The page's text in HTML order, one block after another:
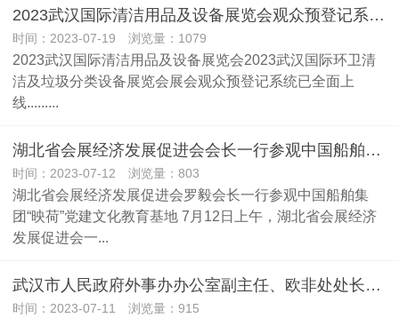
2023武汉国际清洁用品及设备展览会观众预登记系统已全面开通，欢迎登记参观！
时间：2023-07-19 浏览量：1079
2023武汉国际清洁用品及设备展览会2023武汉国际环卫清
洁及垃圾分类设备展览会展会观众预登记系统已全面上
线.........
湖北省会展经济发展促进会会长一行参观中国船舶集团“映荷”党建文化教育基地
时间：2023-07-12 浏览量：803
湖北省会展经济发展促进会罗毅会长一行参观中国船舶集
团“映荷”党建文化教育基地 7月12日上午，湖北省会展经济
发展促进会一...
武汉市人民政府外事办办公室副主任、欧非处处长莅临德国隐形冠军企业协会临时联络点考察、交流
时间：2023-07-11 浏览量：915